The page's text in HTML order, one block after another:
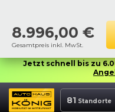
8.996,00 €
Gesamtpreis inkl. MwSt.
Jetzt schnell bis zu
81 Standorte